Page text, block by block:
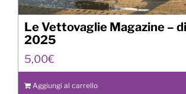
Le Vettovaglie Magazine –
2025
5,00€
Aggiungi al carrello